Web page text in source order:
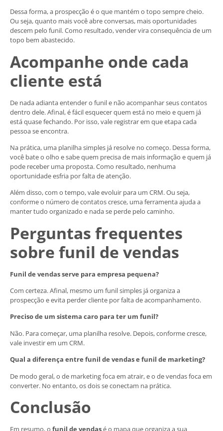
Dessa forma, a prospecção é o que mantém o topo sempre cheio.
Ou seja, quanto mais você abre conversas, mais oportunidades
descem pelo funil. Como resultado, vender vira consequência de um
topo bem abastecido.
Acompanhe onde cada
cliente está
De nada adianta entender o funil e não acompanhar seus contatos
dentro dele. Afinal, é fácil esquecer quem está no meio e quem já
está quase fechando. Por isso, vale registrar em que etapa cada
pessoa se encontra.
Na prática, uma planilha simples já resolve no começo. Dessa forma,
você bate o olho e sabe quem precisa de mais informação e quem já
pode receber uma proposta. Como resultado, nenhuma
oportunidade esfria por falta de atenção.
Além disso, com o tempo, vale evoluir para um CRM. Ou seja,
conforme o número de contatos cresce, uma ferramenta ajuda a
manter tudo organizado e nada se perde pelo caminho.
Perguntas frequentes
sobre funil de vendas
Funil de vendas serve para empresa pequena?
Com certeza. Afinal, mesmo um funil simples já organiza a
prospecção e evita perder cliente por falta de acompanhamento.
Preciso de um sistema caro para ter um funil?
Não. Para começar, uma planilha resolve. Depois, conforme cresce,
vale investir em um CRM.
Qual a diferença entre funil de vendas e funil de marketing?
De modo geral, o de marketing foca em atrair, e o de vendas foca em
converter. No entanto, os dois se conectam na prática.
Conclusão
Em resumo, o funil de vendasé o mapa que organiza a sua